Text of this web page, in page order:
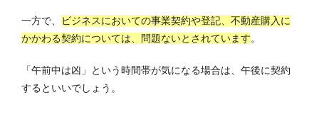
一方で、
ビジネスにおいての事業契約や登記、不動産購入に
かかわる契約については、問題ないとされています。
「午前中は凶」という時間帯が気になる場合は、午後に契約
するといいでしょう。